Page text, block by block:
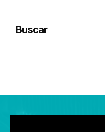
Buscar